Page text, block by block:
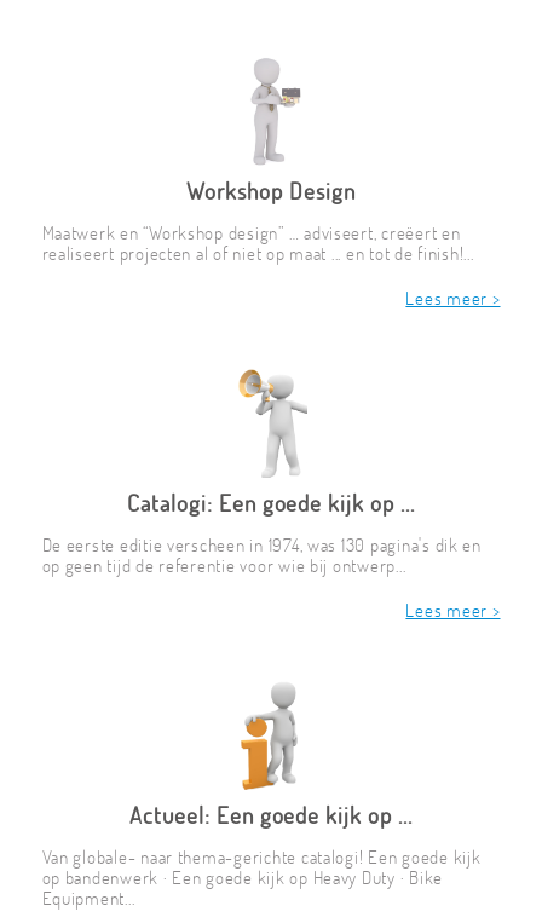
Workshop Design
Maatwerk en “Workshop design” … adviseert, creëert en
realiseert projecten al of niet op maat ... en tot de finish!...
Lees meer >
Catalogi: Een goede kijk op ...
De eerste editie verscheen in 1974, was 130 pagina's dik en
op geen tijd de referentie voor wie bij ontwerp...
Lees meer >
Actueel: Een goede kijk op ...
Van globale- naar thema-gerichte catalogi! Een goede kijk
op bandenwerk · Een goede kijk op Heavy Duty · Bike
Equipment...